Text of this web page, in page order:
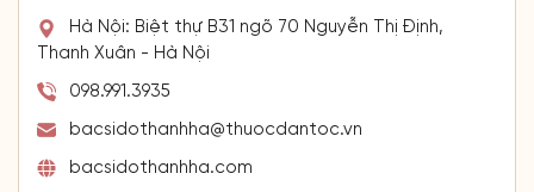
Hà Nội: Biệt thự B31 ngõ 70 Nguyễn Thị Định,
Thanh Xuân - Hà Nội
098.991.3935
bacsidothanhha@thuocdantoc.vn
bacsidothanhha.com